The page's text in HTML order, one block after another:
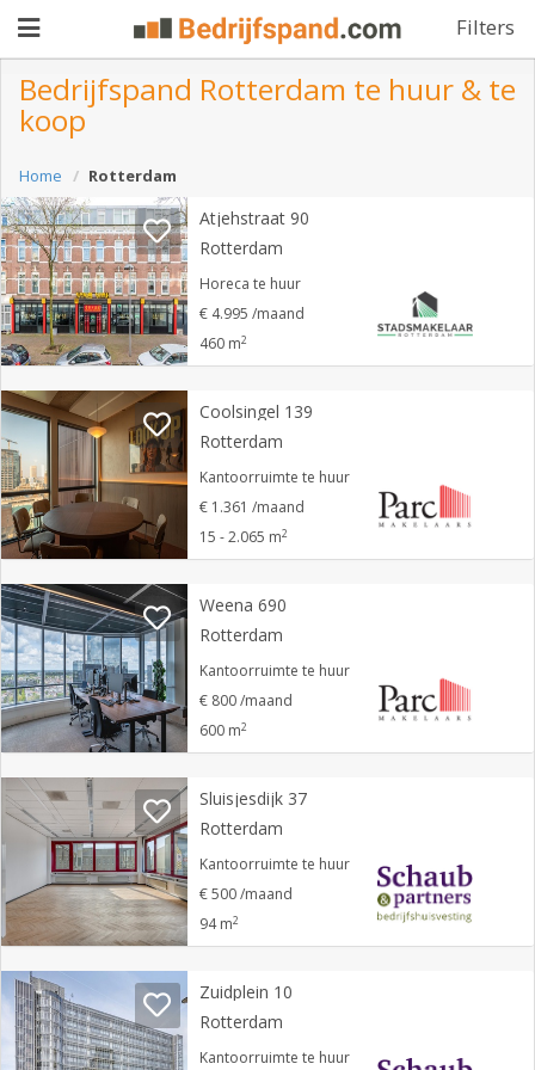
Filters
Pand
aanbieden
Pand
zoeken
Waarom
adverteren
Premium
adverteren
Registreren
Login
Bedrijfspand Rotterdam te huur & te
koop
Home Rotterdam
Atjehstraat 90
Rotterdam
Horeca te huur
€ 4.995 /maand
460 m2
Coolsingel 139
Rotterdam
Kantoorruimte te huur
€ 1.361 /maand
15 - 2.065 m2
Weena 690
Rotterdam
Kantoorruimte te huur
€ 800 /maand
600 m2
Sluisjesdijk 37
Rotterdam
Kantoorruimte te huur
€ 500 /maand
94 m2
Zuidplein 10
Rotterdam
Kantoorruimte te huur